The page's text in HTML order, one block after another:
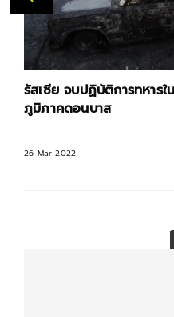
รัสเซีย จบปฏิบัติการทหาร
ภูมิภาคดอนบาส
26 Mar 2022